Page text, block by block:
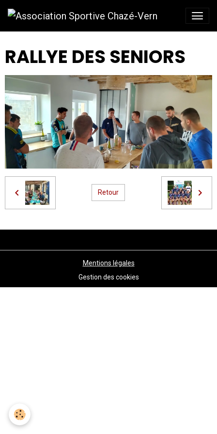
RALLYE DES SENIORS
Retour
Mentions légales
Gestion des cookies